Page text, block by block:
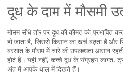
दूध के दाम में मौसमी
मौसम सीधे तौर पर दूध की कीमत को प्रभावित
हो जाता है, जिससे किसान का खर्च बढ़ता है और
बरसात के मौसम में चारे की उपलब्धता आसान
होते हैं। यही नहीं, कच्चे दूध के संग्रहण लागत,
अंत में आपके थाल में दिखते हैं।